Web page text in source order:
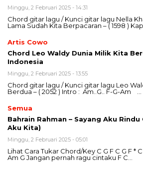
Minggu, 2 Februari 2025 - 14:31
Chord gitar lagu / Kunci gitar lagu Nella
Lama Sudah Kita Berpacaran – ( 1598 )
Artis Cowo
Chord Leo Waldy Dunia Milik Kita
Indonesia
Minggu, 2 Februari 2025 - 13:55
Chord gitar lagu / Kunci gitar lagu Leo
Berdua – ( 2052 ) Intro : Am..G.. F-G-Am …
Semua
Bahrain Rahman – Sayang Aku Rindu
Aku Kita)
Minggu, 2 Februari 2025 - 05:01
Lihat Cara Tukar Chord/Key C G F C G F *
Am G Jangan pernah ragu cintaku F C…